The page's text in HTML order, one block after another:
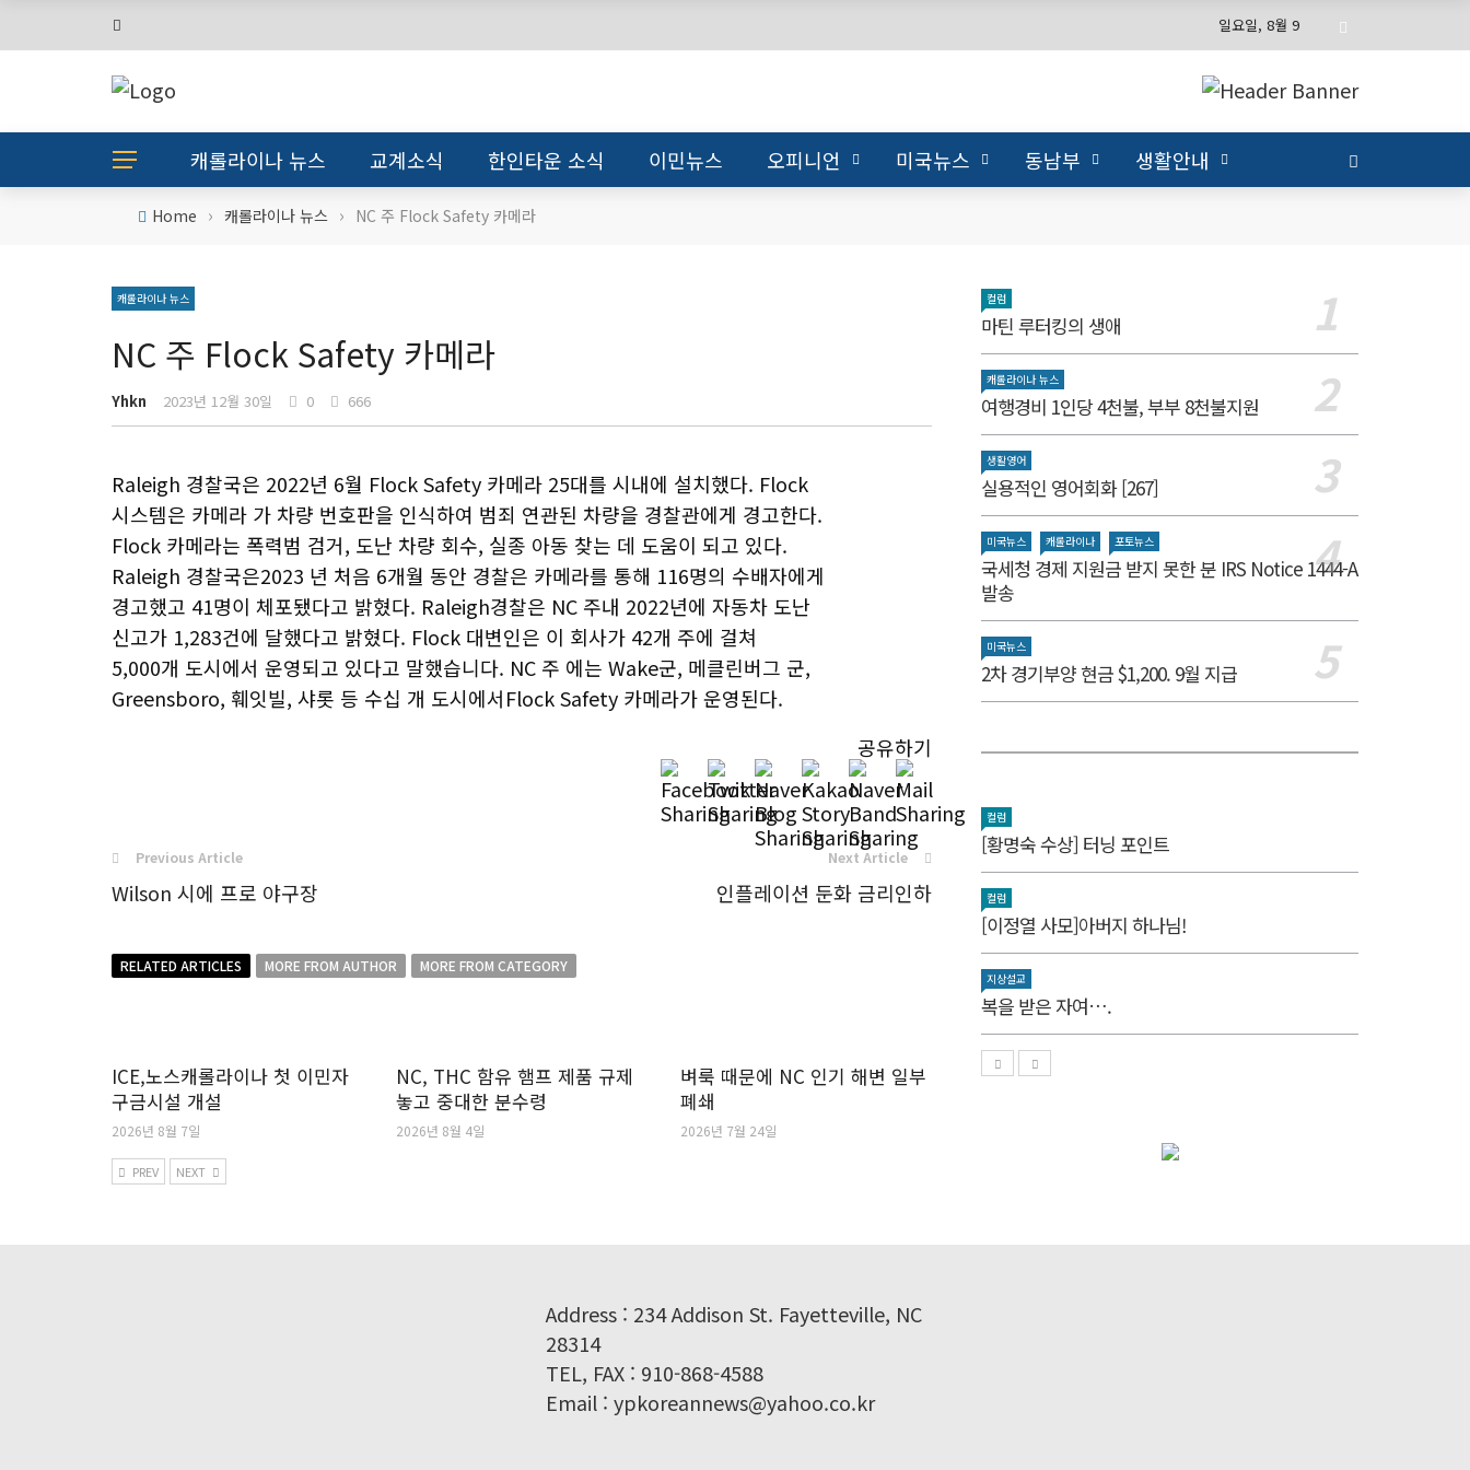
일요일, 8월 9
캐롤라이나 뉴스 교계소식 한인타운 소식 이민뉴스 오피니언 미국뉴스 동남부 생활안내
Home › 캐롤라이나 뉴스 › NC 주 Flock Safety 카메라
캐롤라이나 뉴스
NC 주 Flock Safety 카메라
Yhkn 2023년 12월 30일 0 666
Raleigh 경찰국은 2022년 6월 Flock Safety 카메라 25대를 시내에 설치했다. Flock
시스템은 카메라 가 차량 번호판을 인식하여 범죄 연관된 차량을 경찰관에게 경고한다.
Flock 카메라는 폭력범 검거, 도난 차량 회수, 실종 아동 찾는 데 도움이 되고 있다.
Raleigh 경찰국은2023 년 처음 6개월 동안 경찰은 카메라를 통해 116명의 수배자에게
경고했고 41명이 체포됐다고 밝혔다. Raleigh경찰은 NC 주내 2022년에 자동차 도난
신고가 1,283건에 달했다고 밝혔다. Flock 대변인은 이 회사가 42개 주에 걸쳐
5,000개 도시에서 운영되고 있다고 말했습니다. NC 주 에는 Wake군, 메클린버그 군,
Greensboro, 훼잇빌, 샤롯 등 수십 개 도시에서Flock Safety 카메라가 운영된다.
공유하기
Previous Article
Wilson 시에 프로 야구장
Next Article
인플레이션 둔화 금리인하
RELATED ARTICLES MORE FROM AUTHOR MORE FROM CATEGORY
ICE,노스캐롤라이나 첫 이민자
구금시설 개설
2026년 8월 7일
NC, THC 함유 햄프 제품 규제
놓고 중대한 분수령
2026년 8월 4일
벼룩 때문에 NC 인기 해변 일부
폐쇄
2026년 7월 24일
PREV NEXT
컬럼
마틴 루터킹의 생애
캐롤라이나 뉴스
여행경비 1인당 4천불, 부부 8천불지원
생활영어
실용적인 영어회화 [267]
미국뉴스 캐롤라이나 포토뉴스
국세청 경제 지원금 받지 못한 분 IRS Notice 1444-A
발송
미국뉴스
2차 경기부양 현금 $1,200. 9월 지급
컬럼
[황명숙 수상] 터닝 포인트
컬럼
[이정열 사모]아버지 하나님!
지상설교
복을 받은 자여….
Address : 234 Addison St. Fayetteville, NC
28314
TEL, FAX : 910-868-4588
Email : ypkoreannews@yahoo.co.kr